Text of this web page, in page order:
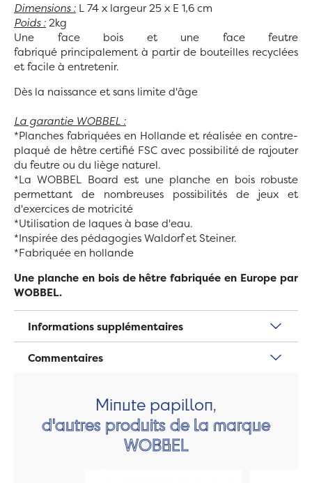
Dimensions : L 74 x largeur 25 x E 1,6 cm
Poids :2kg
Une face bois et une face feutre
fabriqué principalement à partir de bouteilles recyclées
et facile à entretenir.
Dès la naissance et sans limite d'âge
La garantie WOBBEL :
*Planches fabriquées en Hollande et réalisée en contre-
plaqué de hêtre certifié FSC avec possibilité de rajouter
du feutre ou du liège naturel.
*La WOBBEL Board est une planche en bois robuste
permettant de nombreuses possibilités de jeux et
d'exercices de motricité
*Utilisation de laques à base d'eau.
*Inspirée des pédagogies Waldorf et Steiner.
*Fabriquée en hollande
Une planche en bois de hêtre fabriquée en Europe par
WOBBEL.
Informations supplémentaires
Commentaires
Minute papillon,
d'autres produits de la marque
WOBBEL